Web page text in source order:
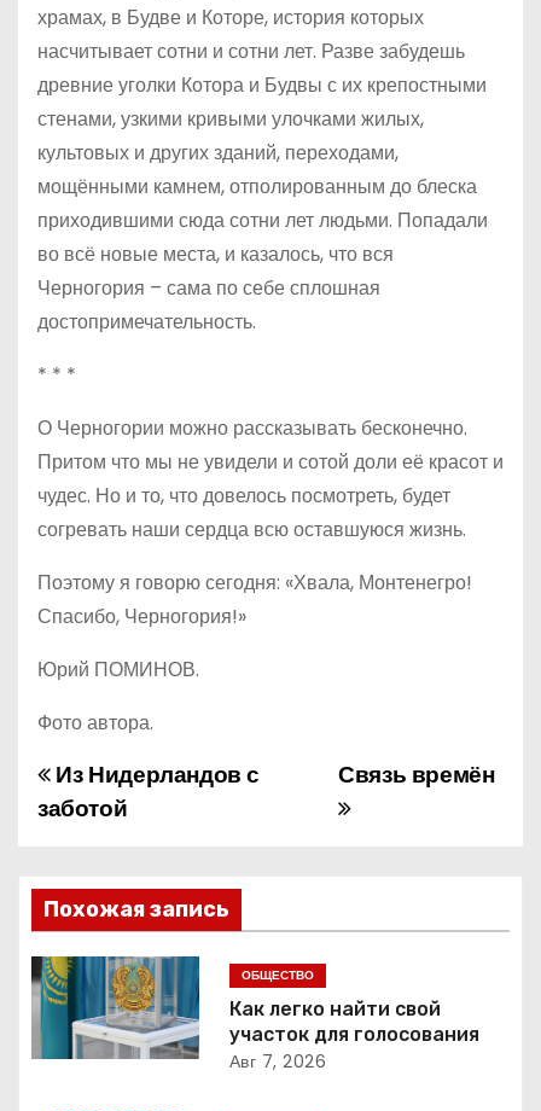
храмах, в Будве и Которе, история которых
насчитывает сотни и сотни лет. Разве забудешь
древние уголки Котора и Будвы с их крепостными
стенами, узкими кривыми улочками жилых,
культовых и других зданий, переходами,
мощёнными камнем, отполированным до блеска
приходившими сюда сотни лет людьми. Попадали
во всё новые места, и казалось, что вся
Черногория – сама по себе сплошная
достопримечательность.
* * *
О Черногории можно рассказывать бесконечно.
Притом что мы не увидели и сотой доли её красот и
чудес. Но и то, что довелось посмотреть, будет
согревать наши сердца всю оставшуюся жизнь.
Поэтому я говорю сегодня: «Хвала, Монтенегро!
Спасибо, Черногория!»
Юрий ПОМИНОВ.
Фото автора.
Н
в
и
г
а
Связь времён
Из Нидерландов с
заботой
Похожая запись
ОБЩЕСТВО
Как легко найти свой
участок для голосования
Авг 7, 2026